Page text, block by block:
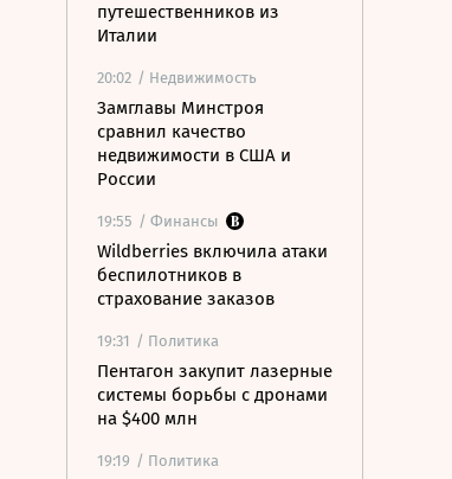
путешественников из
Италии
20:02 / Недвижимость
Замглавы Минстроя
сравнил качество
недвижимости в США и
России
19:55 / Финансы
Wildberries включила атаки
беспилотников в
страхование заказов
19:31 / Политика
Пентагон закупит лазерные
системы борьбы с дронами
на $400 млн
19:19 / Политика